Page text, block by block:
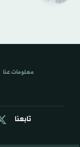
تابعنا
معلومات عنا